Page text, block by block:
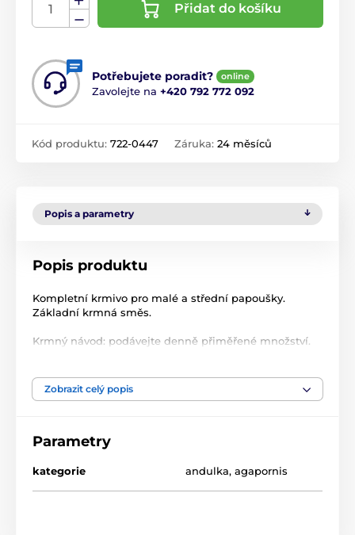
Přidat do košíku
Potřebujete poradit? online
Zavolejte na +420 792 772 092
Kód produktu: 722-0447 Záruka: 24 měsíců
Popis a parametry
Popis produktu
Kompletní krmivo pro malé a střední papoušky.
Základní krmná směs.
Krmný návod: podávejte denně přiměřené množství.
nahý.
Zobrazit celý popis
Parametry
kategorie andulka, agapornis